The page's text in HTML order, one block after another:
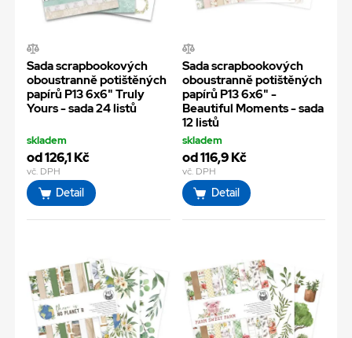
Sada scrapbookových
oboustranně potištěných
papírů P13 6x6" Truly
Yours - sada 24 listů
skladem
od 126,1 Kč
vč. DPH
Detail
Sada scrapbookových
oboustranně potištěných
papírů P13 6x6" -
Beautiful Moments - sada
12 listů
skladem
od 116,9 Kč
vč. DPH
Detail